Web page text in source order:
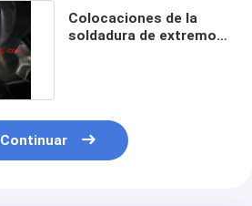
Colocaciones de la
soldadura de extremo
Continuar